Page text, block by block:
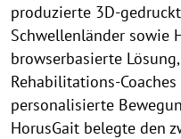
produzierte 3D-
Schwellenländer sowie
browserbasierte
Rehabilitations-
personalisierte
HorusGait belegte den